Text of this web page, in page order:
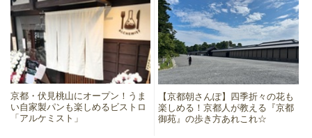
京都・伏見桃山にオープン！うま
い自家製パンも楽しめるビストロ
「アルケミスト」
【京都朝さんぽ】四季折々の花も
楽しめる！京都人が教える『京都
御苑』の歩き方あれこれ☆